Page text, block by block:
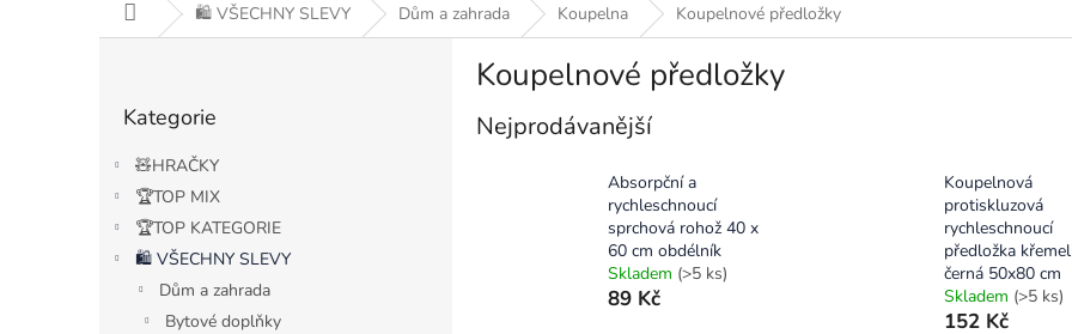
Domů 🛍️ VŠECHNY SLEVY Dům a zahrada Koupelna Koupelnové předložky
kategorie
Kategorie
🧸HRAČKY
🏆TOP MIX
🏆TOP KATEGORIE
🛍️ VŠECHNY SLEVY
Dům a zahrada
Bytové doplňky
Koupelnové předložky
Nejprodávanější
Absorpční a
rychleschnoucí
sprchová rohož 40 x
60 cm obdélník
Skladem (>5 ks)
89 Kč
Koupelnová
protiskluzová
rychleschnoucí
předložka
černá 50x80 cm
Skladem (>5 ks)
152 Kč